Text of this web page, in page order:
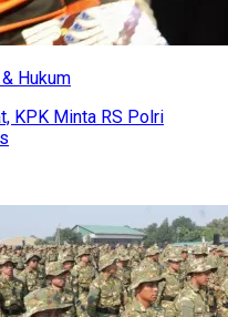
Hukum
KPK Minta RS Polri